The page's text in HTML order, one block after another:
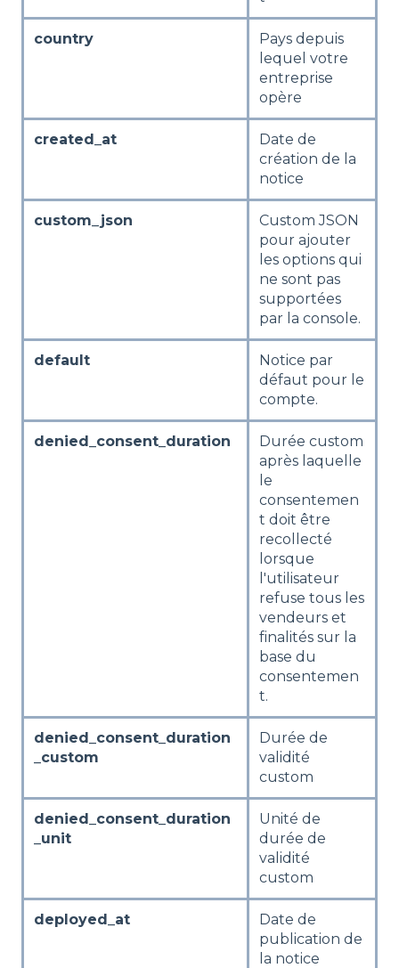
country
Pays depuis
lequel votre
entreprise
opère
created_at
Date de
création de la
notice
custom_json
Custom JSON
pour ajouter
les options qui
ne sont pas
supportées
par la console.
default
Notice par
défaut pour le
compte.
denied_consent_duration
Durée custom
après laquelle
le
consentemen
t doit être
recollecté
lorsque
l'utilisateur
refuse tous les
vendeurs et
finalités sur la
base du
consentemen
t.
denied_consent_duration
_custom
Durée de
validité
custom
denied_consent_duration
_unit
Unité de
durée de
validité
custom
deployed_at
Date de
publication de
la notice